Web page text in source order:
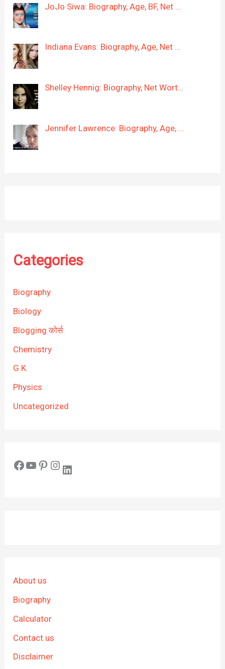
JoJo Siwa: Biography, Age, BF, Net …
Indiana Evans: Biography, Age, Net …
Shelley Hennig: Biography, Net Wort…
Jennifer Lawrence: Biography, Age, …
Categories
Biography
Biology
Blogging कोर्स
Chemistry
G.K.
Physics
Uncategorized
Facebook YouTube Pinterest Instagram LinkedIn
About us
Biography
Calculator
Contact us
Disclaimer